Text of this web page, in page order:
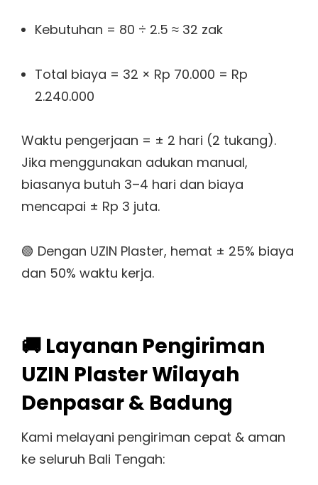
Kebutuhan = 80 ÷ 2.5 ≈ 32 zak
Total biaya = 32 × Rp 70.000 = Rp
2.240.000
Waktu pengerjaan = ± 2 hari (2 tukang).
Jika menggunakan adukan manual,
biasanya butuh 3–4 hari dan biaya
mencapai ± Rp 3 juta.
🟢 Dengan UZIN Plaster, hemat ± 25% biaya
dan 50% waktu kerja.
🚚 Layanan Pengiriman
UZIN Plaster Wilayah
Denpasar & Badung
Kami melayani pengiriman cepat & aman
ke seluruh Bali Tengah: